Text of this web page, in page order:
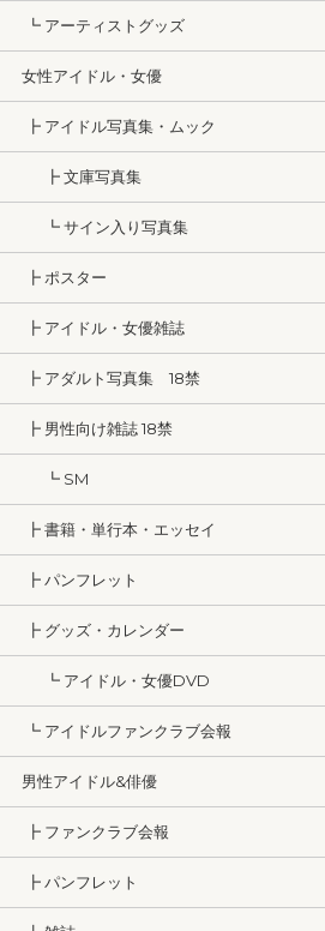
┗ アーティストグッズ
女性アイドル・女優
┣ アイドル写真集・ムック
┣ 文庫写真集
┗ サイン入り写真集
┣ ポスター
┣ アイドル・女優雑誌
┣ アダルト写真集 18禁
┣ 男性向け雑誌 18禁
┗ SM
┣ 書籍・単行本・エッセイ
┣ パンフレット
┣ グッズ・カレンダー
┗ アイドル・女優DVD
┗ アイドルファンクラブ会報
男性アイドル&俳優
┣ ファンクラブ会報
┣ パンフレット